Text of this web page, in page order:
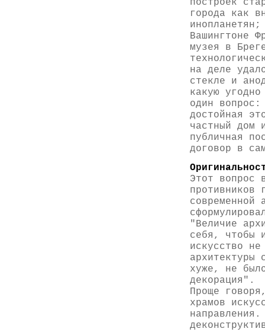
города как
Вашингтоне
музея в
на деле
стекле и
какую
один
достойная
частный дом
публичная
договор в
Этот вопрос
противников
современной
"Величие
себя, чтобы
искусство
архитектуры
хуже, не
декорация".
Проще
храмов